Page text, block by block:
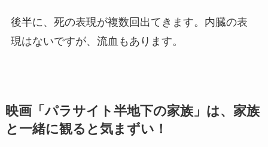
後半に、死の表現が複数回出てきます。内臓の表
現はないですが、流血もあります。
映画「パラサイト半地下の家族」は、家族
と一緒に観ると気まずい！